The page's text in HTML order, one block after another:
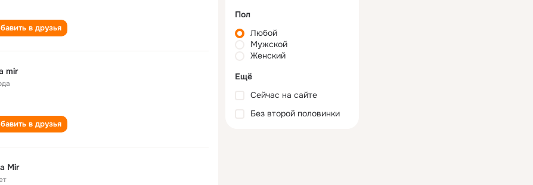
в друзья
mir
в друзья
Mir
Пол
Любой
Мужской
Женский
Ещё
Сейчас на сайте
Без второй половинки